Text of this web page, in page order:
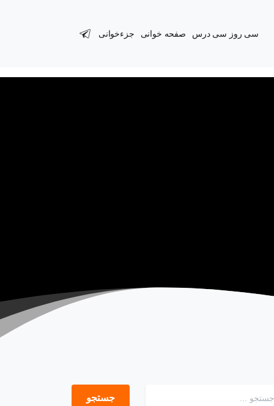
سی روز سی درس صفحه خوانی جزءخوانی